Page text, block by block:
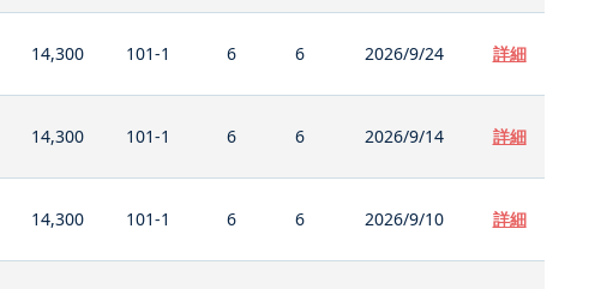
14,300 101-1 6 6 2026/9/24 詳細
14,300 101-1 6 6 2026/9/14 詳細
14,300 101-1 6 6 2026/9/10 詳細